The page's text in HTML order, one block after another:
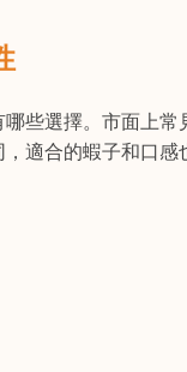
些選擇。市面上
適合的蝦子和口感